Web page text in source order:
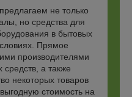
не только
но средства для
в бытовых
Прямое
производителями
а также
некоторых товаров
стоимость на